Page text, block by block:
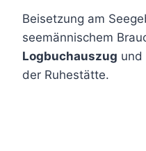
Beisetzung am
seemännischem
Logbuchauszug und
der Ruhestätte.